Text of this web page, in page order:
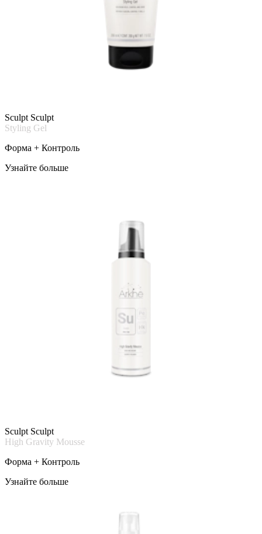
Sculpt Sculpt
Styling Gel
Форма + Контроль
Узнайте больше
Sculpt Sculpt
High Gravity Mousse
Форма + Контроль
Узнайте больше